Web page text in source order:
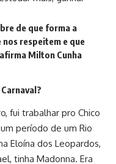
de que forma a
respeitem e que
Milton Cunha
fui trabalhar pro Chico
período de um Rio
Eloína dos Leopardos,
tinha Madonna. Era